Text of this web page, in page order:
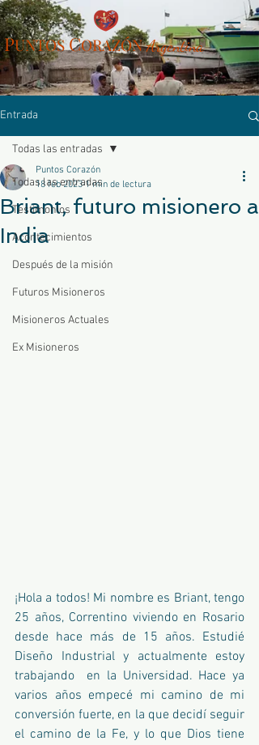
PUNTOSCORAZÓNArgentina
Entrada
Todas las entradas
Testimonios
Acontecimientos
Después de la misión
Futuros Misioneros
Misioneros Actuales
Ex Misioneros
Todas las entradas
Briant, futuro misionero a
India
Puntos Corazón
18 feb 2023 1 min de lectura
¡Hola a todos! Mi nombre es Briant, tengo
25 años, Correntino viviendo en Rosario
desde hace más de 15 años. Estudié
Diseño Industrial y actualmente estoy
trabajando  en la Universidad. Hace ya
varios años empecé mi camino de mi
conversión fuerte, en la que decidí seguir
el camino de la Fe, y lo que Dios tiene